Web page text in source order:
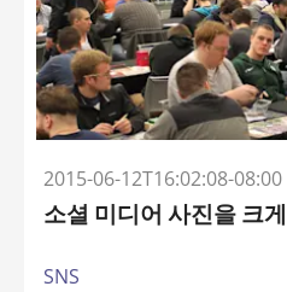
2015-06-12T16:02:08-08:00
소셜 미디어 사진을 크
SNS